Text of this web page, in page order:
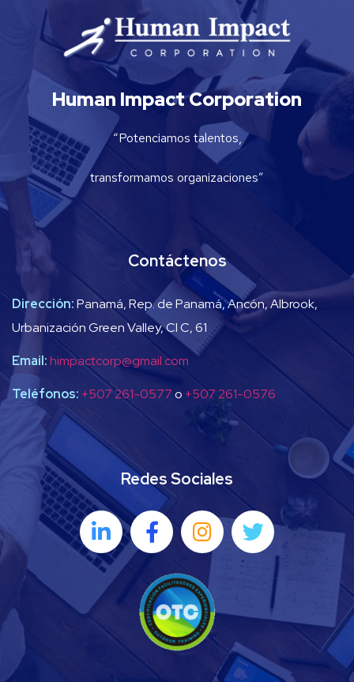
Human Impact Corporation
“Potenciamos talentos,
transformamos organizaciones”
Contáctenos
Dirección:Panamá, Rep. de Panamá, Ancón, Albrook,
Urbanización Green Valley, Cl C, 61
Email:himpactcorp@gmail.com
Teléfonos: +507 261-0577o +507 261-0576
Redes Sociales